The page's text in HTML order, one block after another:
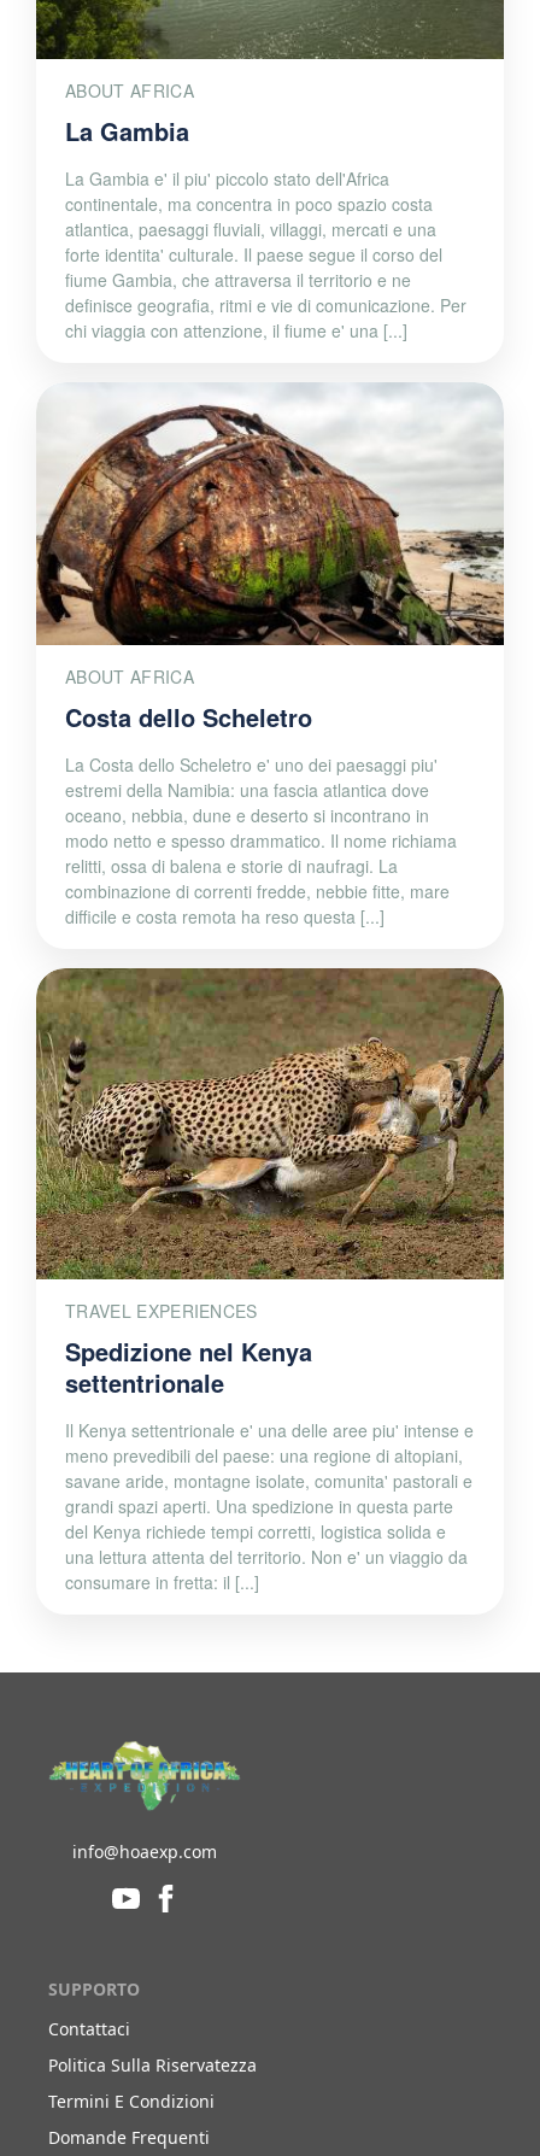
ABOUT AFRICA
La Gambia
La Gambia e' il piu' piccolo stato dell'Africa
continentale, ma concentra in poco spazio costa
atlantica, paesaggi fluviali, villaggi, mercati e una
forte identita' culturale. Il paese segue il corso del
fiume Gambia, che attraversa il territorio e ne
definisce geografia, ritmi e vie di comunicazione. Per
chi viaggia con attenzione, il fiume e' una [...]
ABOUT AFRICA
Costa dello Scheletro
La Costa dello Scheletro e' uno dei paesaggi piu'
estremi della Namibia: una fascia atlantica dove
oceano, nebbia, dune e deserto si incontrano in
modo netto e spesso drammatico. Il nome richiama
relitti, ossa di balena e storie di naufragi. La
combinazione di correnti fredde, nebbie fitte, mare
difficile e costa remota ha reso questa [...]
TRAVEL EXPERIENCES
Spedizione nel Kenya
settentrionale
Il Kenya settentrionale e' una delle aree piu' intense e
meno prevedibili del paese: una regione di altopiani,
savane aride, montagne isolate, comunita' pastorali e
grandi spazi aperti. Una spedizione in questa parte
del Kenya richiede tempi corretti, logistica solida e
una lettura attenta del territorio. Non e' un viaggio da
consumare in fretta: il [...]
info@hoaexp.com
SUPPORTO
Contattaci
Politica Sulla Riservatezza
Termini E Condizioni
Domande Frequenti